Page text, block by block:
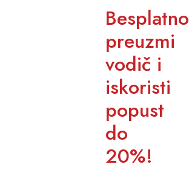
Besplatno
preuzmi
vodič i
iskoristi
popust
do
20%!